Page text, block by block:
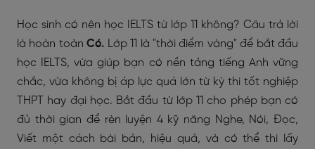
Học sinh có nên học IELTS từ lớp 11 không? Câu trả lời
là hoàn toànCó. Lớp 11 là "thời điểm vàng" để bắt đầu
học IELTS, vừa giúp bạn có nền tảng tiếng Anh vững
chắc, vừa không bị áp lực quá lớn từ kỳ thi tốt nghiệp
THPT hay đại học. Bắt đầu từ lớp 11 cho phép bạn có
đủ thời gian để rèn luyện 4 kỹ năng Nghe, Nói, Đọc,
Viết một cách bài bản, hiệu quả, và có thể thi lấy